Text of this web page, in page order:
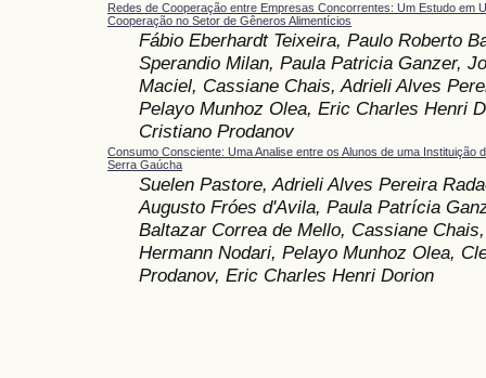
Redes de Cooperação entre Empresas Concorrentes: Um Estudo em
Cooperação no Setor de Gêneros Alimentícios
Fábio Eberhardt Teixeira, Paulo Roberto
Sperandio Milan, Paula Patricia Ganzer,
Maciel, Cassiane Chais, Adrieli Alves
Pelayo Munhoz Olea, Eric Charles Henri
Cristiano Prodanov
Consumo Consciente: Uma Analise entre os Alunos de uma Instituição
Serra Gaúcha
Suelen Pastore, Adrieli Alves Pereira
Augusto Fróes d'Avila, Paula Patrícia
Baltazar Correa de Mello, Cassiane
Hermann Nodari, Pelayo Munhoz Olea,
Prodanov, Eric Charles Henri Dorion